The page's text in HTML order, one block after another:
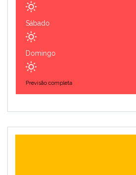
Sábado
Domingo
Previsão completa